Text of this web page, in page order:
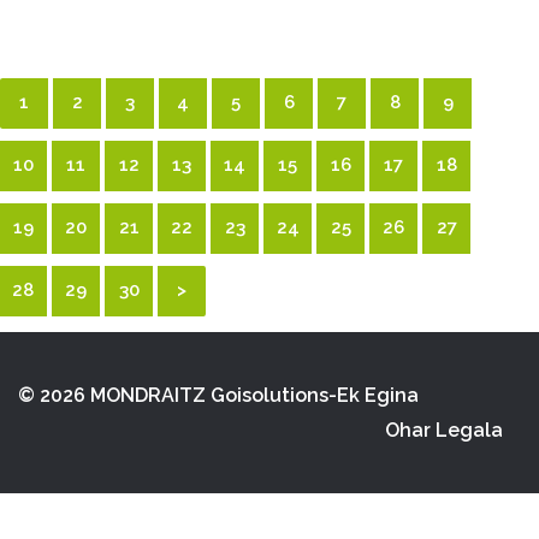
1 2 3 4 5 6 7 8 9
10 11 12 13 14 15 16 17 18
19 20 21 22 23 24 25 26 27
28 29 30 >
© 2026 MONDRAITZ Goisolutions-Ek Egina
Ohar Legala